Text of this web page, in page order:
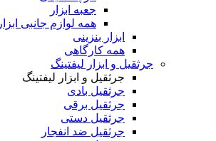
جعبه ابزار
همه لوازم جانبی ابزار
ابزار بنزینی
همه کارگاهی
جرثقیل و ابزار لیفتینگ
جرثقیل و ابزار لیفتینگ
جرثقیل بادی
جرثقیل برقی
جرثقیل دستی
جرثقیل ضد انفجار